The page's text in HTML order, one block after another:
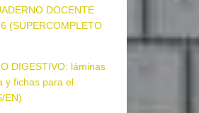
DOCENTE
(SUPERCOMPLETO
DIGESTIVO: láminas
y fichas para el
EN)